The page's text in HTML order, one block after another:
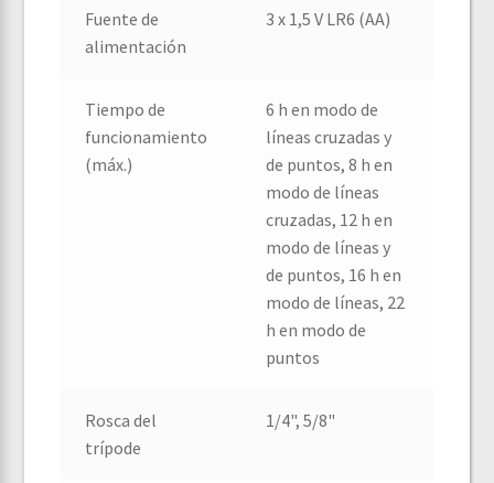
Fuente de
alimentación
3 x 1,5 V LR6 (AA)
Tiempo de
funcionamiento
(máx.)
6 h en modo de
líneas cruzadas y
de puntos, 8 h en
modo de líneas
cruzadas, 12 h en
modo de líneas y
de puntos, 16 h en
modo de líneas, 22
h en modo de
puntos
Rosca del
trípode
1/4", 5/8"